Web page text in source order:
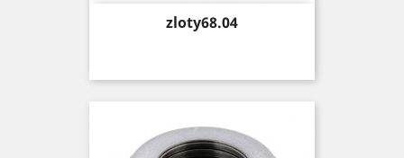
Price
zloty68.04